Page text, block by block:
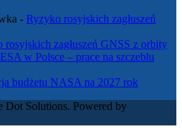
- Ryzyko rosyjskich zagłuszeń
rosyjskich zagłuszeń GNSS z orbity
w Polsce – prace na szczeblu
budżetu NASA na 2027 rok
Solutions. Powered by